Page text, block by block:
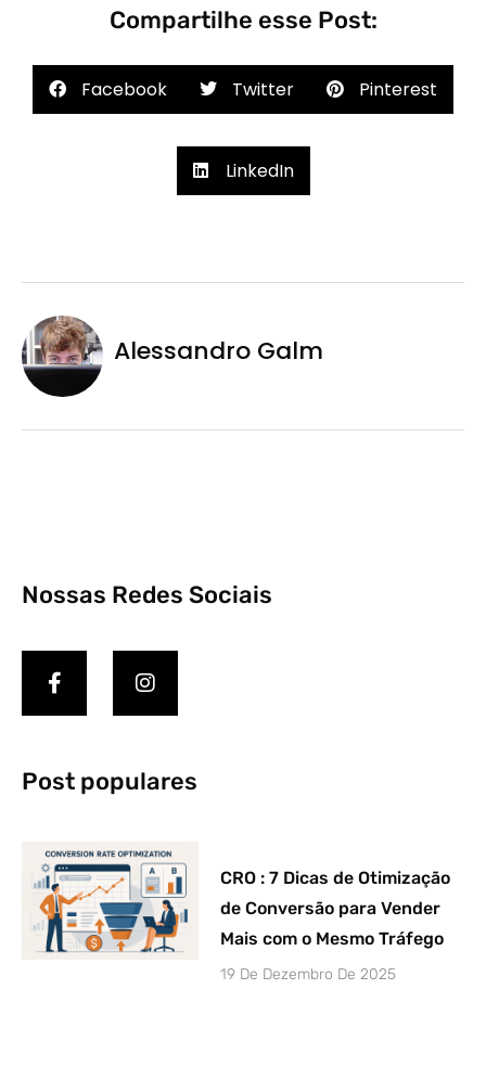
Compartilhe esse Post:
Facebook Twitter Pinterest
LinkedIn
Alessandro Galm
Nossas Redes Sociais
Post populares
CRO : 7 Dicas de Otimização
de Conversão para Vender
Mais com o Mesmo Tráfego
19 De Dezembro De 2025